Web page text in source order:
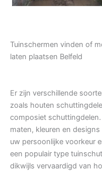
Tuinschermen vinden of
laten plaatsen Belfeld
Er zijn verschillende
zoals houten
composiet
maten, kleuren en
uw persoonlijke voorkeur
een populair type
dikwijls vervaardigd van